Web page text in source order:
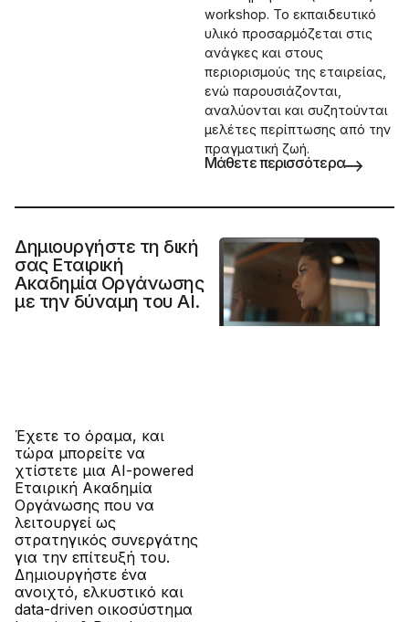
workshop. Το εκπαιδευτικό
υλικό προσαρμόζεται στις
ανάγκες και στους
περιορισμούς της εταιρείας,
ενώ παρουσιάζονται,
αναλύονται και συζητούνται
μελέτες περίπτωσης από την
πραγματική ζωή.
Μάθετε περισσότερα
Δημιουργήστε τη δική
σας Εταιρική
Ακαδημία Οργάνωσης
με την δύναμη του AI.
Έχετε το όραμα, και
τώρα μπορείτε να
χτίστετε μια AI-powered
Εταιρική Ακαδημία
Οργάνωσης που να
λειτουργεί ως
στρατηγικός συνεργάτης
για την επίτευξή του.
Δημιουργήστε ένα
ανοιχτό, ελκυστικό και
data-driven οικοσύστημα